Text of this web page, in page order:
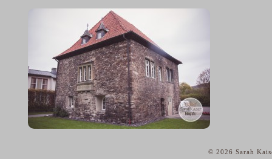
© 2026 Sarah